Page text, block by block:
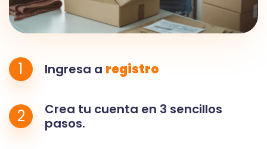
1 Ingresa a registro
2
Crea tu cuenta en 3 sencillos
pasos.